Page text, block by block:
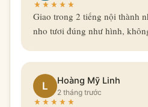
Giao trong 2 tiếng nội thành
nho tươi đúng như hình,
L Hoàng Mỹ Linh
2 tháng trước